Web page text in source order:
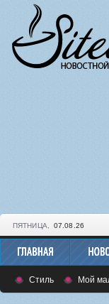
ПЯТНИЦА, 07.08.26
Стиль Мой